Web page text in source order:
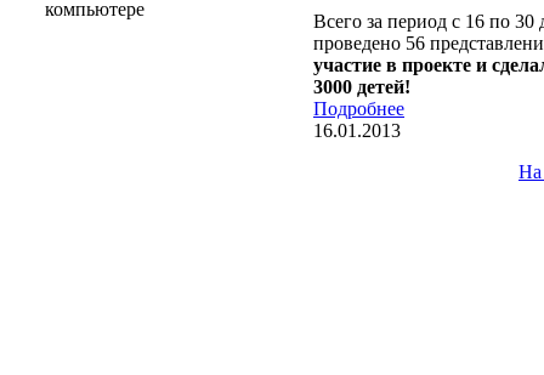
компьютере
Всего за период с 16 по 30
проведено 56
участие в проекте и
3000 детей!
Подробнее
16.01.2013
На